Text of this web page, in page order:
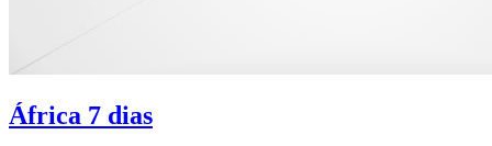
África 7 dias